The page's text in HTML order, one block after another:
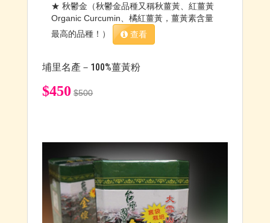
★ 秋鬱金（秋鬱金品種又稱秋薑黃、紅薑黃
Organic Curcumin、橘紅薑黃，薑黃素含量
最高的品種！）
查看
埔里名產－100%薑黃粉
$450 $500